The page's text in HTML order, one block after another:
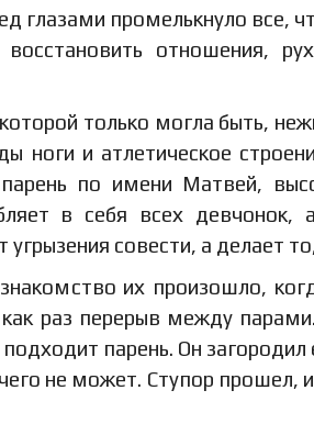
глазами промелькнуло все,
отношения,
только могла быть,
ноги и атлетическое
по имени Матвей,
в себя всех девчонок,
совести, а делает
их произошло,
как раз перерыв между
парень. Он
не может. Ступор прошел,